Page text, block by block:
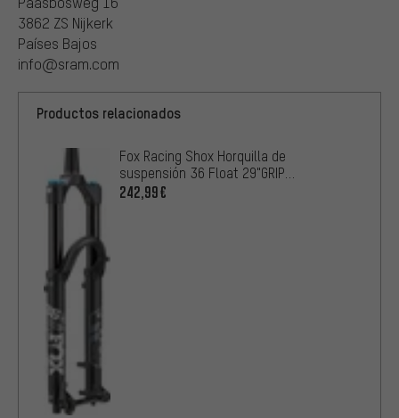
3862 ZS Nijkerk
Países Bajos
info@sram.com
Productos relacionados
Fox Racing Shox Horquilla de
suspensión 36 Float 29"GRIP
Performance Boost E-Opti OEM
242,99€